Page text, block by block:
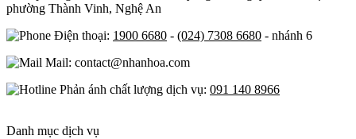
phường Thành Vinh, Nghệ An
Điện thoại: 1900 6680 - (024) 7308 6680 - nhánh 6
Mail: contact@nhanhoa.com
Phản ánh chất lượng dịch vụ: 091 140 8966
Danh mục dịch vụ